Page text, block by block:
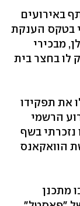
באירועים
בטקס הענקת
מבכירי
לו בחצר בית
את תפקידו
הרשמי
נזכרתי בשף
הוואקאנס
מתכנן